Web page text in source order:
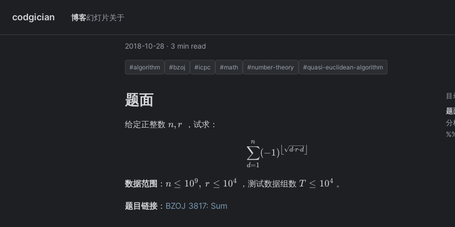
codgician 博客幻灯片关于
2018-10-28 · 3 min read
#algorithm #bzoj #icpc #math #number-theory #quasi-euclidean-algorithm
题面
给定正整数 n,
n, r ，试求：
\sum\limits_{d = 1}^{n} (-
d=1
∑
n
(−1) d⋅r⋅d⌋
数据范围 ： n \le
\ r
n ≤ 109, r ≤ 104 ，测试数据组数T
T ≤ 104 。
题目链接 ： BZOJ 3817: Sum
目
题
分